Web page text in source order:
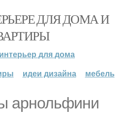
ДЛЯ ДОМА И
интерьер для дома
идеи дизайна мебель
арнольфини